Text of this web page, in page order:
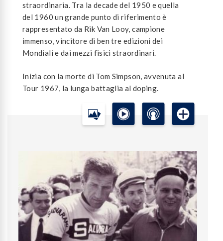
straordinaria. Tra la decade del 1950 e quella
del 1960 un grande punto di riferimento è
rappresentato da Rik Van Looy, campione
immenso, vincitore di ben tre edizioni dei
Mondiali e dai mezzi fisici straordinari.
Inizia con la morte di Tom Simpson, avvenuta al
Tour 1967, la lunga battaglia al doping.